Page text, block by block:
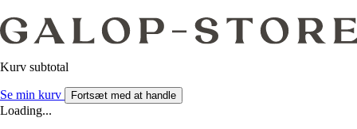
Kurv subtotal
Se min kurv Fortsæt med at handle
Loading...